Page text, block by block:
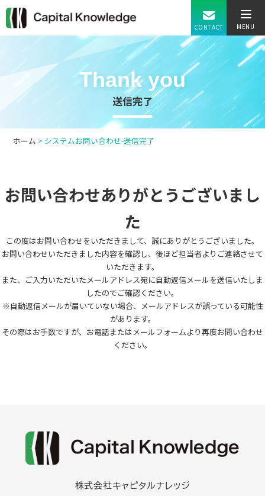
CONTACT MENU
Thank you
送信完了
ホーム > システムお問い合わせ-送信完了
お問い合わせありがとうございまし
た
この度はお問い合わせをいただきまして、誠にありがとうございました。
お問い合わせいただきました内容を確認し、後ほど担当者よりご連絡させて
いただきます。
また、ご入力いただいたメールアドレス宛に自動返信メールを送信いたしま
したのでご確認ください。
※自動返信メールが届いていない場合、メールアドレスが誤っている可能性
があります。
その際はお手数ですが、お電話またはメールフォームより再度お問い合わせ
ください。
株式会社キャピタルナレッジ